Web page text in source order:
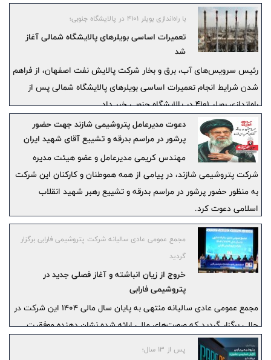
حماسه ملی شد.
با راه‌اندازی بویلر ۴۱۰۱ در پالایشگاه جنوبی؛
تعمیرات اساسی بویلرهای پالایشگاه شمالی آغاز
شد
رئیس سرویس‌های آب، برق و بخار شرکت پالایش نفت اصفهان، از فراهم
شدن شرایط انجام تعمیرات اساسی بویلرهای پالایشگاه شمالی پس از
راه‌اندازی بویلر ۴۱۰۱ در پالایشگاه جنوبی خبر داد.
دعوت مدیرعامل پتروشیمی شازند جهت حضور
پرشور در مراسم بدرقه و تشییع آقای شهید ایران
مهندس کریمی مدیرعامل و عضو هیئت مدیره
شرکت پتروشیمی شازند، در پیامی از همه هموطنان و کارکنان این شرکت
به منظور حضور پرشور در مراسم بدرقه و تشییع رهبر شهید انقلاب
اسلامی دعوت کرد.
مجمع عمومی عادی سالیانه شرکت پتروشیمی فارابی برگزار
گردید
خروج از زیان انباشته و آغاز فصلی جدید در
پتروشیمی فارابی
مجمع عمومی عادی سالیانه منتهی به پایان سال مالی ۱۴۰۴ این شرکت در
حالی برگزار گردید که صورت‌های مالی ارائه شده نشان دهنده موفقیت
قاطع تیم مدیریتی در عبور از بحران و خروج از زیان انباشته بود.
پس از ۱۳ سال؛